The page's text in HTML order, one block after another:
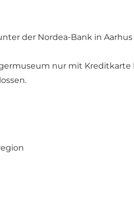
der Nordea-Bank in
nur mit Kreditkarte